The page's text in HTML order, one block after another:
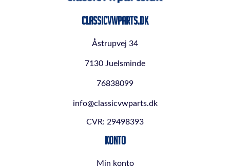
ClassicVWParts.dk
Åstrupvej 34
7130 Juelsminde
76838099
info@classicvwparts.dk
CVR: 29498393
Konto
Min konto